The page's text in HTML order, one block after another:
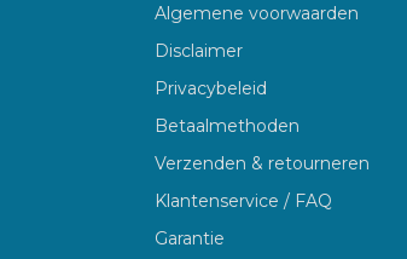
Algemene voorwaarden
Disclaimer
Privacybeleid
Betaalmethoden
Verzenden & retourneren
Klantenservice / FAQ
Garantie